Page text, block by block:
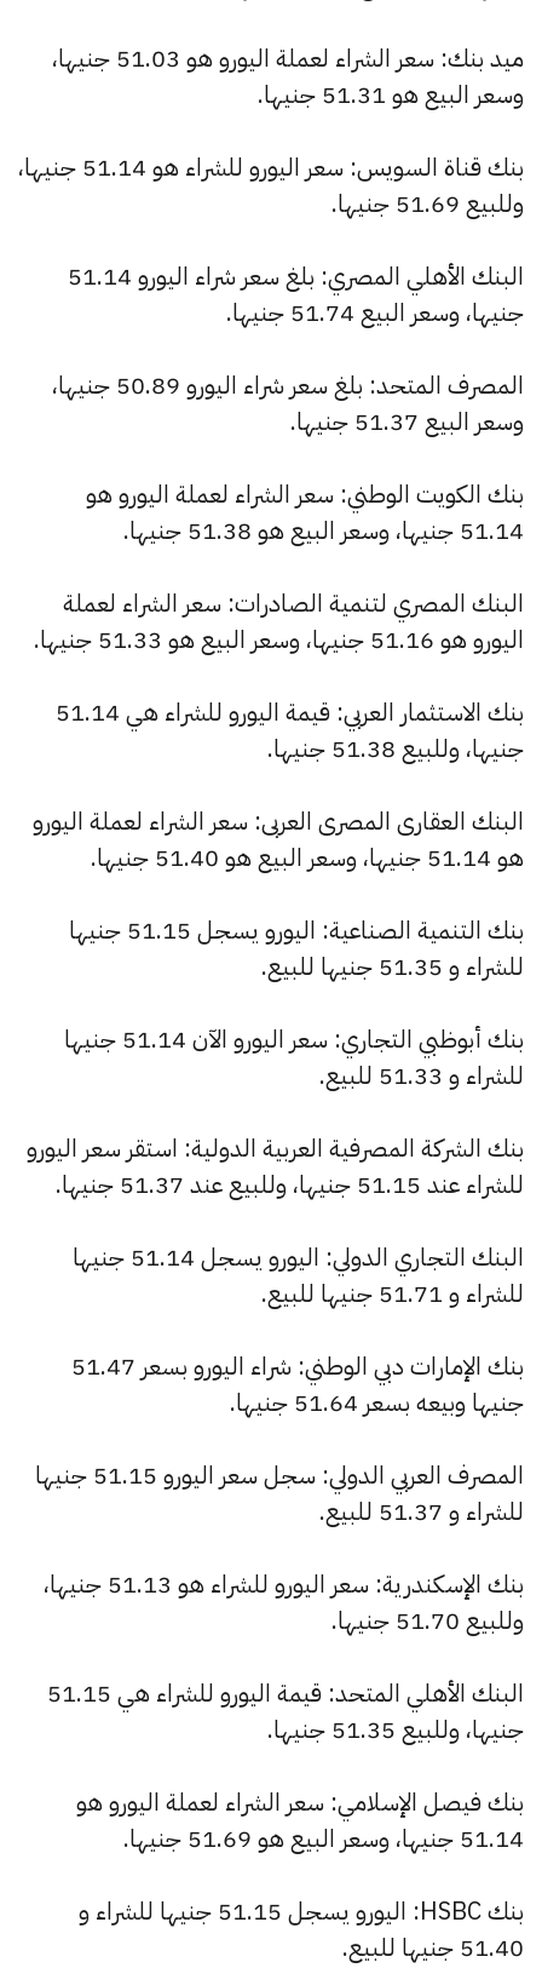
ميد بنك: سعر الشراء لعملة اليورو هو 51.03 جنيها،
وسعر البيع هو 51.31 جنيها.
بنك قناة السويس: سعر اليورو للشراء هو 51.14 جنيها،
وللبيع 51.69 جنيها.
البنك الأهلي المصري: بلغ سعر شراء اليورو 51.14
جنيها، وسعر البيع 51.74 جنيها.
المصرف المتحد: بلغ سعر شراء اليورو 50.89 جنيها،
وسعر البيع 51.37 جنيها.
بنك الكويت الوطني: سعر الشراء لعملة اليورو هو
51.14 جنيها، وسعر البيع هو 51.38 جنيها.
البنك المصري لتنمية الصادرات: سعر الشراء لعملة
اليورو هو 51.16 جنيها، وسعر البيع هو 51.33 جنيها.
بنك الاستثمار العربي: قيمة اليورو للشراء هي 51.14
جنيها، وللبيع 51.38 جنيها.
البنك العقارى المصرى العربى: سعر الشراء لعملة اليورو
هو 51.14 جنيها، وسعر البيع هو 51.40 جنيها.
بنك التنمية الصناعية: اليورو يسجل 51.15 جنيها
للشراء و 51.35 جنيها للبيع.
بنك أبوظبي التجاري: سعر اليورو الآن 51.14 جنيها
للشراء و 51.33 للبيع.
بنك الشركة المصرفية العربية الدولية: استقر سعر اليورو
للشراء عند 51.15 جنيها، وللبيع عند 51.37 جنيها.
البنك التجاري الدولي: اليورو يسجل 51.14 جنيها
للشراء و 51.71 جنيها للبيع.
بنك الإمارات دبي الوطني: شراء اليورو بسعر 51.47
جنيها وبيعه بسعر 51.64 جنيها.
المصرف العربي الدولي: سجل سعر اليورو 51.15 جنيها
للشراء و 51.37 للبيع.
بنك الإسكندرية: سعر اليورو للشراء هو 51.13 جنيها،
وللبيع 51.70 جنيها.
البنك الأهلي المتحد: قيمة اليورو للشراء هي 51.15
جنيها، وللبيع 51.35 جنيها.
بنك فيصل الإسلامي: سعر الشراء لعملة اليورو هو
51.14 جنيها، وسعر البيع هو 51.69 جنيها.
بنك HSBC: اليورو يسجل 51.15 جنيها للشراء و
51.40 جنيها للبيع.